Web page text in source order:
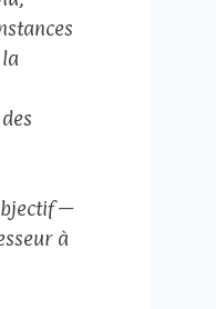
—
à